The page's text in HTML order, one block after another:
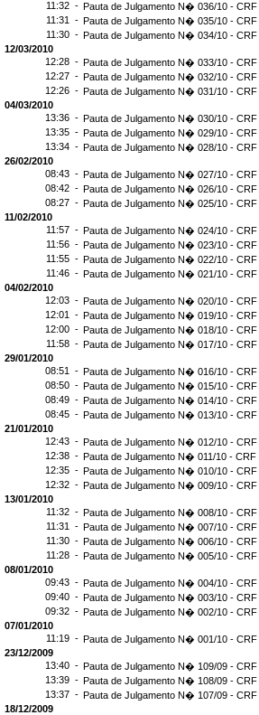
11:32 - Pauta de Julgamento N� 036/10 - CRF
11:31 - Pauta de Julgamento N� 035/10 - CRF
11:30 - Pauta de Julgamento N� 034/10 - CRF
12/03/2010
12:28 - Pauta de Julgamento N� 033/10 - CRF
12:27 - Pauta de Julgamento N� 032/10 - CRF
12:26 - Pauta de Julgamento N� 031/10 - CRF
04/03/2010
13:36 - Pauta de Julgamento N� 030/10 - CRF
13:35 - Pauta de Julgamento N� 029/10 - CRF
13:34 - Pauta de Julgamento N� 028/10 - CRF
26/02/2010
08:43 - Pauta de Julgamento N� 027/10 - CRF
08:42 - Pauta de Julgamento N� 026/10 - CRF
08:27 - Pauta de Julgamento N� 025/10 - CRF
11/02/2010
11:57 - Pauta de Julgamento N� 024/10 - CRF
11:56 - Pauta de Julgamento N� 023/10 - CRF
11:55 - Pauta de Julgamento N� 022/10 - CRF
11:46 - Pauta de Julgamento N� 021/10 - CRF
04/02/2010
12:03 - Pauta de Julgamento N� 020/10 - CRF
12:01 - Pauta de Julgamento N� 019/10 - CRF
12:00 - Pauta de Julgamento N� 018/10 - CRF
11:58 - Pauta de Julgamento N� 017/10 - CRF
29/01/2010
08:51 - Pauta de Julgamento N� 016/10 - CRF
08:50 - Pauta de Julgamento N� 015/10 - CRF
08:49 - Pauta de Julgamento N� 014/10 - CRF
08:45 - Pauta de Julgamento N� 013/10 - CRF
21/01/2010
12:43 - Pauta de Julgamento N� 012/10 - CRF
12:38 - Pauta de Julgamento N� 011/10 - CRF
12:35 - Pauta de Julgamento N� 010/10 - CRF
12:32 - Pauta de Julgamento N� 009/10 - CRF
13/01/2010
11:32 - Pauta de Julgamento N� 008/10 - CRF
11:31 - Pauta de Julgamento N� 007/10 - CRF
11:30 - Pauta de Julgamento N� 006/10 - CRF
11:28 - Pauta de Julgamento N� 005/10 - CRF
08/01/2010
09:43 - Pauta de Julgamento N� 004/10 - CRF
09:40 - Pauta de Julgamento N� 003/10 - CRF
09:32 - Pauta de Julgamento N� 002/10 - CRF
07/01/2010
11:19 - Pauta de Julgamento N� 001/10 - CRF
23/12/2009
13:40 - Pauta de Julgamento N� 109/09 - CRF
13:39 - Pauta de Julgamento N� 108/09 - CRF
13:37 - Pauta de Julgamento N� 107/09 - CRF
18/12/2009